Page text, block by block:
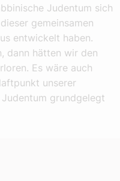
Judentum sich
gemeinsamen
entwickelt haben.
dann hätten wir den
Es wäre auch
unserer
grundgelegt